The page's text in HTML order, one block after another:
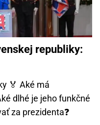
republiky:
🏅 Aké má
dlhé je jeho funkčné
za prezidenta❓